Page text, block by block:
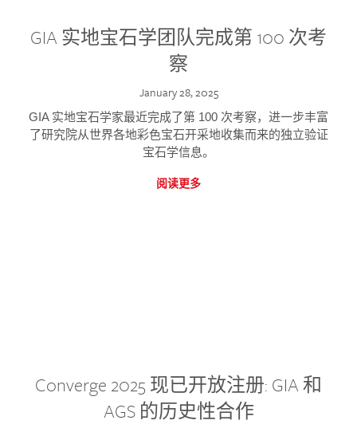
GIA 实地宝石学团队完成第 100 次考
察
January 28, 2025
GIA 实地宝石学家最近完成了第 100 次考察，进一步丰富
了研究院从世界各地彩色宝石开采地收集而来的独立验证
宝石学信息。
阅读更多
Converge 2025 现已开放注册: GIA 和
AGS 的历史性合作